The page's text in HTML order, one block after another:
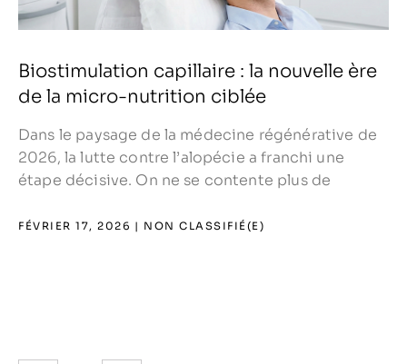
Biostimulation capillaire : la nouvelle ère
de la micro-nutrition ciblée
Dans le paysage de la médecine régénérative de
2026, la lutte contre l’alopécie a franchi une
étape décisive. On ne se contente plus de
FÉVRIER 17, 2026 NON CLASSIFIÉ(E)